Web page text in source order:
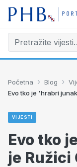
Početna › Blog ›
Evo tko je 'hrabri
VIJESTI
Evo tko
je Ružici